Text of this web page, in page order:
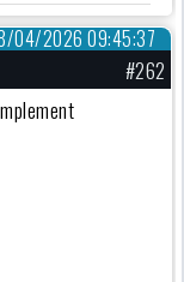
04/2026 09:45:37
#262